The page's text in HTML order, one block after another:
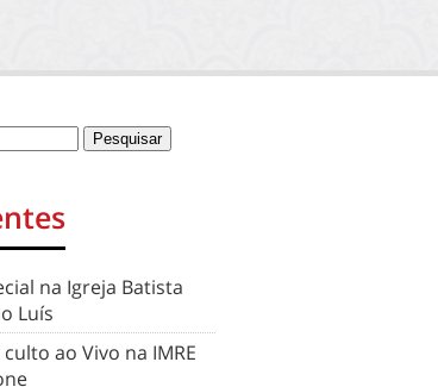
na Igreja Batista
Luís
ao Vivo na IMRE